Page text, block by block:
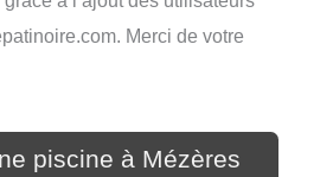
Merci de votre
piscine à Mézères